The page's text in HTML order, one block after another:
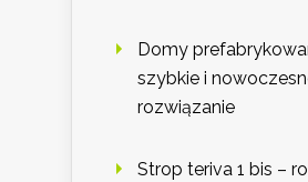
Domy
szybkie i
rozwiązanie
Strop teriva 1 bis –